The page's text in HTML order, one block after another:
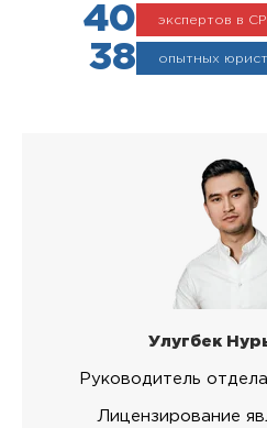
40 экспертов в
38 опытных
Улугбек
Руководитель
Лицензирование